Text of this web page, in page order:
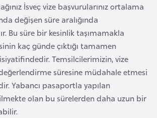
İsveç vize başvurularınız ortalama
değişen süre aralığında
Bu süre bir kesinlik taşımamakla
kaç günde çıktığı tamamen
Temsilcilerimizin, vize
değerlendirme süresine müdahale etmesi
Yabancı pasaportla yapılan
olan bu sürelerden daha uzun bir